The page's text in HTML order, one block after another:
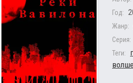
Год:
Жанр:
Серия:
Теги: